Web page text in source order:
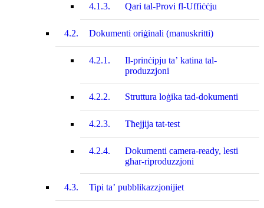
4.1.3. Qari tal-Provi fl‑Uffiċċju
4.2. Dokumenti oriġinali (manuskritti)
4.2.1.
Il-prinċipju ta’ katina tal-
produzzjoni
4.2.2. Struttura loġika tad-dokumenti
4.2.3. Tħejjija tat‑test
4.2.4.
Dokumenti camera-ready, lesti
għar-riproduzzjoni
4.3. Tipi ta’ pubblikazzjonijiet